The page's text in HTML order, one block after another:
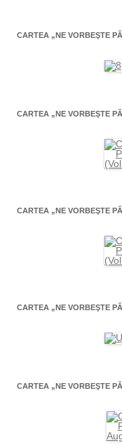
CARTEA „NE VORBEŞTE
CARTEA „NE VORBEŞTE
CARTEA „NE VORBEŞTE
CARTEA „NE VORBEŞTE
CARTEA „NE VORBEŞTE